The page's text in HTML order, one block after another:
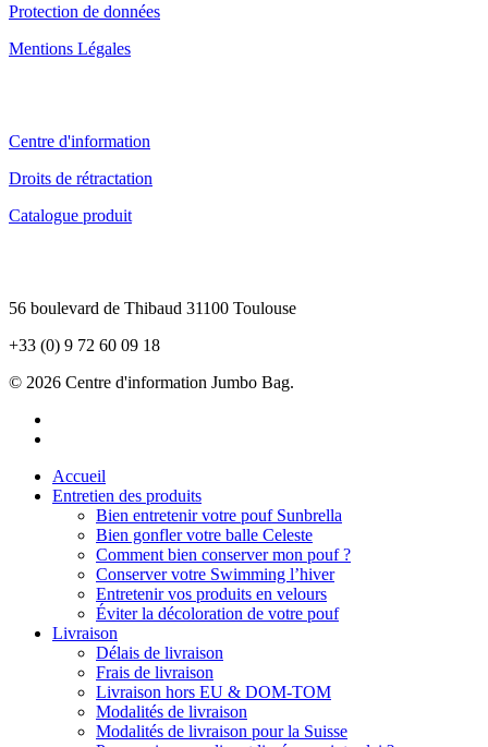
Protection de données
Mentions Légales
Centre d'information
Droits de rétractation
Catalogue produit
56 boulevard de Thibaud 31100 Toulouse
+33 (0) 9 72 60 09 18
© 2026 Centre d'information Jumbo Bag.
Close
Menu
Accueil
Entretien des produits
Bien entretenir votre pouf Sunbrella
Bien gonfler votre balle Celeste
Comment bien conserver mon pouf ?
Conserver votre Swimming l’hiver
Entretenir vos produits en velours
Éviter la décoloration de votre pouf
Livraison
Délais de livraison
Frais de livraison
Livraison hors EU & DOM-TOM
Modalités de livraison
Modalités de livraison pour la Suisse